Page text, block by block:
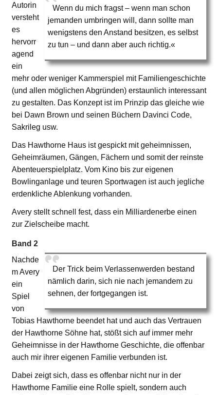
Wenn du mich fragst – wenn man schon
jemanden umbringen will, dann sollte man
wenigstens den Anstand besitzen, es selbst
zu tun – und dann aber auch richtig.«
Autorin
versteht
es
hervorr
agend
ein
mehr oder weniger Kammerspiel mit Familiengeschichte
(und allen möglichen Abgründen) erstaunlich interessant
zu gestalten. Das Konzept ist im Prinzip das gleiche wie
bei Dawn Brown und seinen Büchern Davinci Code,
Sakrileg usw.
Das Hawthorne Haus ist gespickt mit geheimnissen,
Geheimräumen, Gängen, Fächern und somit der reinste
Abenteuerspielplatz. Vom Kino bis zur eigenen
Bowlinganlage und teuren Sportwagen ist auch jegliche
erdenkliche Ablenkung vorhanden.
Avery stellt schnell fest, dass ein Milliardenerbe einen
zur Zielscheibe macht.
Band 2
Der Trick beim Verlassenwerden bestand
nämlich darin, sich nie nach jemandem zu
sehnen, der fortgegangen ist.
Nachde
m Avery
ein
Spiel
von
Tobias Hawthorne beendet hat und auch das Vertrauen
der Hawthorne Söhne hat, stößt sich auf immer mehr
Geheimnisse in der Hawthorne Geschichte, die offenbar
auch mir ihrer eigenen Familie verbunden ist.
Dabei zeigt sich, dass es offenbar nicht nur in der
Hawthorne Familie eine Rolle spielt, sondern auch